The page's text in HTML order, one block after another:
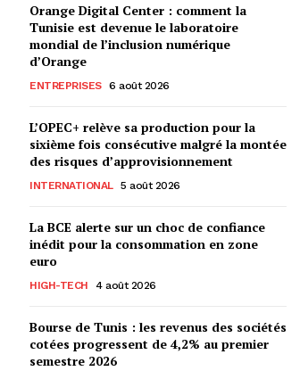
Orange Digital Center : comment la
Tunisie est devenue le laboratoire
mondial de l’inclusion numérique
d’Orange
ENTREPRISES 6 août 2026
L’OPEC+ relève sa production pour la
sixième fois consécutive malgré la montée
des risques d’approvisionnement
INTERNATIONAL 5 août 2026
La BCE alerte sur un choc de confiance
inédit pour la consommation en zone
euro
HIGH-TECH 4 août 2026
Bourse de Tunis : les revenus des sociétés
cotées progressent de 4,2% au premier
semestre 2026